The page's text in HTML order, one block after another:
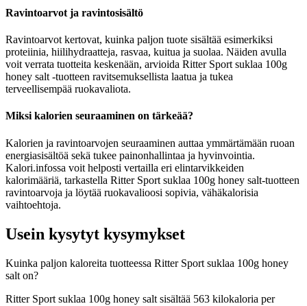
Ravintoarvot ja ravintosisältö
Ravintoarvot kertovat, kuinka paljon tuote sisältää esimerkiksi
proteiinia, hiilihydraatteja, rasvaa, kuitua ja suolaa. Näiden avulla
voit verrata tuotteita keskenään, arvioida Ritter Sport suklaa 100g
honey salt -tuotteen ravitsemuksellista laatua ja tukea
terveellisempää ruokavaliota.
Miksi kalorien seuraaminen on tärkeää?
Kalorien ja ravintoarvojen seuraaminen auttaa ymmärtämään ruoan
energiasisältöä sekä tukee painonhallintaa ja hyvinvointia.
Kalori.infossa voit helposti vertailla eri elintarvikkeiden
kalorimääriä, tarkastella Ritter Sport suklaa 100g honey salt-tuotteen
ravintoarvoja ja löytää ruokavalioosi sopivia, vähäkalorisia
vaihtoehtoja.
Usein kysytyt kysymykset
Kuinka paljon kaloreita tuotteessa Ritter Sport suklaa 100g honey
salt on?
Ritter Sport suklaa 100g honey salt sisältää 563 kilokaloria per